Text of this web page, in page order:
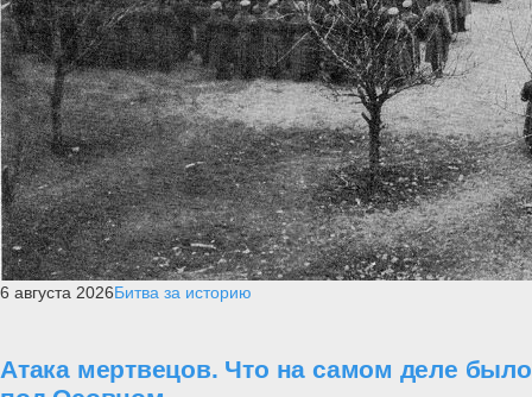
6 августа 2026Битва за историю
Атака мертвецов. Что на самом деле было